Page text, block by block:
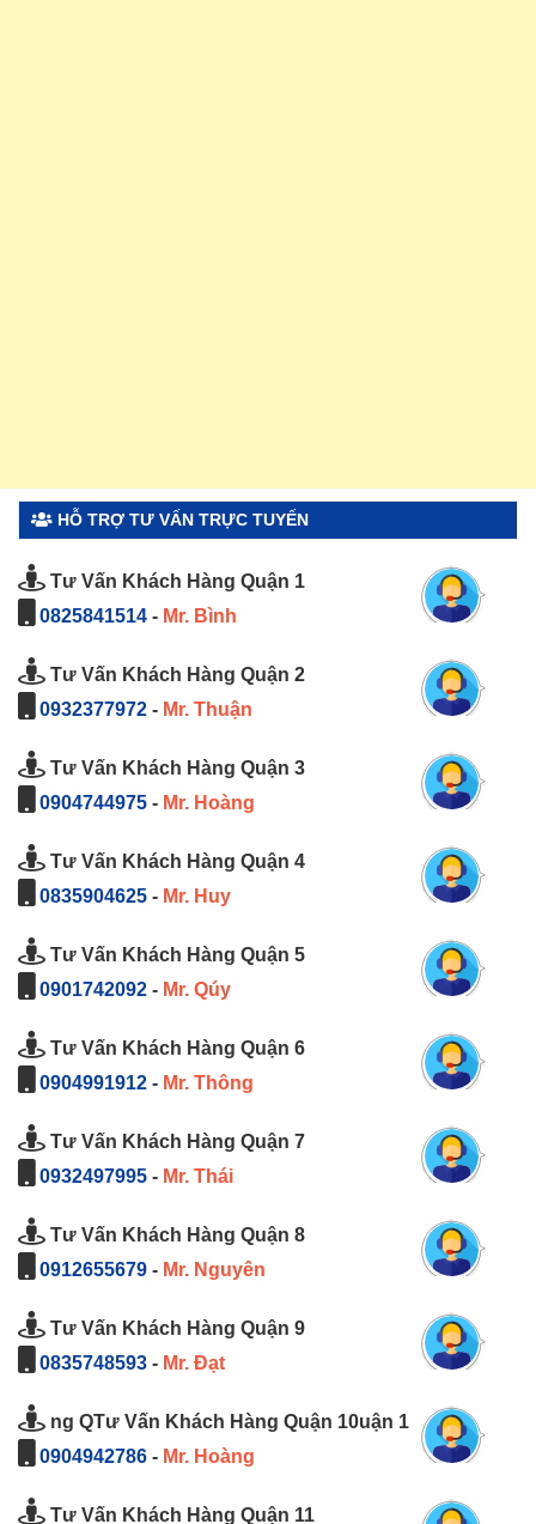
HỖ TRỢ TƯ VẤN TRỰC TUYẾN
Tư Vấn Khách Hàng Quận 1
0825841514 - Mr. Bình
Tư Vấn Khách Hàng Quận 2
0932377972 - Mr. Thuận
Tư Vấn Khách Hàng Quận 3
0904744975 - Mr. Hoàng
Tư Vấn Khách Hàng Quận 4
0835904625 - Mr. Huy
Tư Vấn Khách Hàng Quận 5
0901742092 - Mr. Qúy
Tư Vấn Khách Hàng Quận 6
0904991912 - Mr. Thông
Tư Vấn Khách Hàng Quận 7
0932497995 - Mr. Thái
Tư Vấn Khách Hàng Quận 8
0912655679 - Mr. Nguyên
Tư Vấn Khách Hàng Quận 9
0835748593 - Mr. Đạt
ng QTư Vấn Khách Hàng Quận 10uận 1
0904942786 - Mr. Hoàng
Tư Vấn Khách Hàng Quận 11